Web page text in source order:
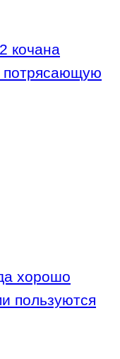
кочана
потрясающую
хорошо
пользуются